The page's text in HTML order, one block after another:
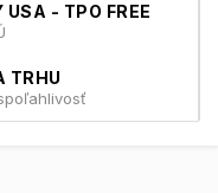
USA - TPO FREE
TRHU